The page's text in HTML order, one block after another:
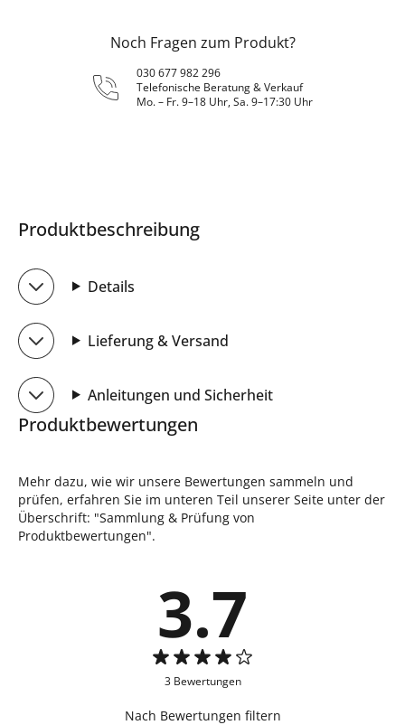
Noch Fragen zum Produkt?
030 677 982 296
Telefonische Beratung & Verkauf
Mo. – Fr. 9–18 Uhr, Sa. 9–17:30 Uhr
Produktbeschreibung
Details
Lieferung & Versand
Anleitungen und Sicherheit
Produktbewertungen
Mehr dazu, wie wir unsere Bewertungen sammeln und
prüfen, erfahren Sie im unteren Teil unserer Seite unter der
Überschrift: "Sammlung & Prüfung von
Produktbewertungen".
3.7
3 Bewertungen
Nach Bewertungen filtern